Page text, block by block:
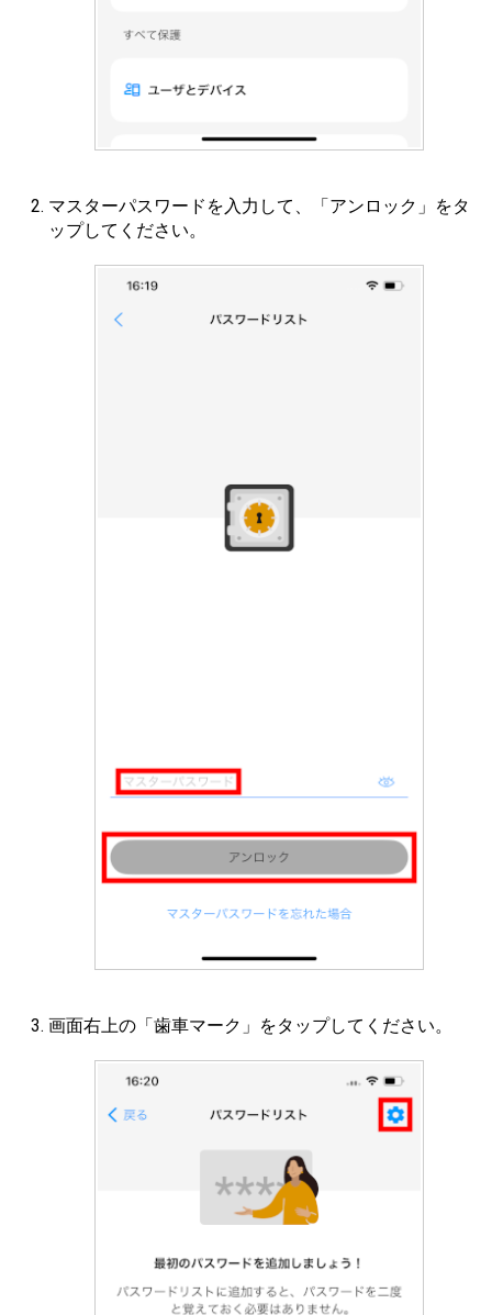
マスターパスワードを入力して、「アンロック」をタ
ップしてください。
画面右上の「歯車マーク」をタップしてください。